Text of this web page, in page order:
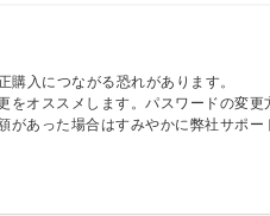
入につながる恐れがあります。
をオススメします。パスワードの変更
あった場合はすみやかに弊社サポー